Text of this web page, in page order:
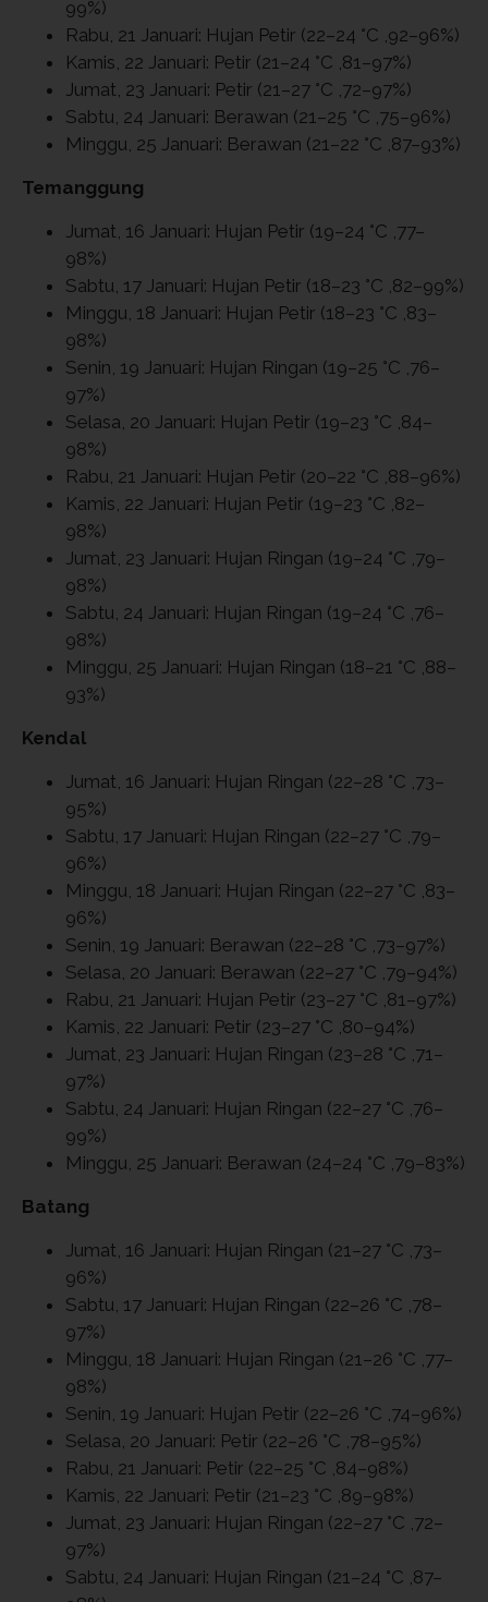
99%)
Rabu, 21 Januari: Hujan Petir (22–24 °C ,92–96%)
Kamis, 22 Januari: Petir (21–24 °C ,81–97%)
Jumat, 23 Januari: Petir (21–27 °C ,72–97%)
Sabtu, 24 Januari: Berawan (21–25 °C ,75–96%)
Minggu, 25 Januari: Berawan (21–22 °C ,87–93%)
Temanggung
Jumat, 16 Januari: Hujan Petir (19–24 °C ,77–
98%)
Sabtu, 17 Januari: Hujan Petir (18–23 °C ,82–99%)
Minggu, 18 Januari: Hujan Petir (18–23 °C ,83–
98%)
Senin, 19 Januari: Hujan Ringan (19–25 °C ,76–
97%)
Selasa, 20 Januari: Hujan Petir (19–23 °C ,84–
98%)
Rabu, 21 Januari: Hujan Petir (20–22 °C ,88–96%)
Kamis, 22 Januari: Hujan Petir (19–23 °C ,82–
98%)
Jumat, 23 Januari: Hujan Ringan (19–24 °C ,79–
98%)
Sabtu, 24 Januari: Hujan Ringan (19–24 °C ,76–
98%)
Minggu, 25 Januari: Hujan Ringan (18–21 °C ,88–
93%)
Kendal
Jumat, 16 Januari: Hujan Ringan (22–28 °C ,73–
95%)
Sabtu, 17 Januari: Hujan Ringan (22–27 °C ,79–
96%)
Minggu, 18 Januari: Hujan Ringan (22–27 °C ,83–
96%)
Senin, 19 Januari: Berawan (22–28 °C ,73–97%)
Selasa, 20 Januari: Berawan (22–27 °C ,79–94%)
Rabu, 21 Januari: Hujan Petir (23–27 °C ,81–97%)
Kamis, 22 Januari: Petir (23–27 °C ,80–94%)
Jumat, 23 Januari: Hujan Ringan (23–28 °C ,71–
97%)
Sabtu, 24 Januari: Hujan Ringan (22–27 °C ,76–
99%)
Minggu, 25 Januari: Berawan (24–24 °C ,79–83%)
Batang
Jumat, 16 Januari: Hujan Ringan (21–27 °C ,73–
96%)
Sabtu, 17 Januari: Hujan Ringan (22–26 °C ,78–
97%)
Minggu, 18 Januari: Hujan Ringan (21–26 °C ,77–
98%)
Senin, 19 Januari: Hujan Petir (22–26 °C ,74–96%)
Selasa, 20 Januari: Petir (22–26 °C ,78–95%)
Rabu, 21 Januari: Petir (22–25 °C ,84–98%)
Kamis, 22 Januari: Petir (21–23 °C ,89–98%)
Jumat, 23 Januari: Hujan Ringan (22–27 °C ,72–
97%)
Sabtu, 24 Januari: Hujan Ringan (21–24 °C ,87–